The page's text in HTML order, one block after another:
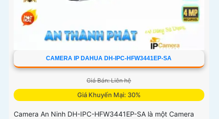
CAMERA IP DAHUA DH-IPC-HFW3441EP-SA
Giá Bán: Liên hệ
Giá Khuyến Mại: 30%
Camera An Ninh DH-IPC-HFW3441EP-SA là một Camera